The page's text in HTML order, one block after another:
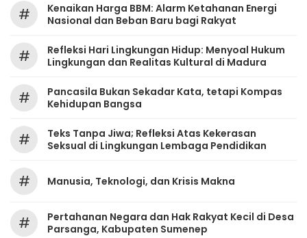
#
Kenaikan Harga BBM: Alarm Ketahanan Energi
Nasional dan Beban Baru bagi Rakyat
#
Refleksi Hari Lingkungan Hidup: Menyoal Hukum
Lingkungan dan Realitas Kultural di Madura
#
Pancasila Bukan Sekadar Kata, tetapi Kompas
Kehidupan Bangsa
#
Teks Tanpa Jiwa; Refleksi Atas Kekerasan
Seksual di Lingkungan Lembaga Pendidikan
# Manusia, Teknologi, dan Krisis Makna
#
Pertahanan Negara dan Hak Rakyat Kecil di Desa
Parsanga, Kabupaten Sumenep